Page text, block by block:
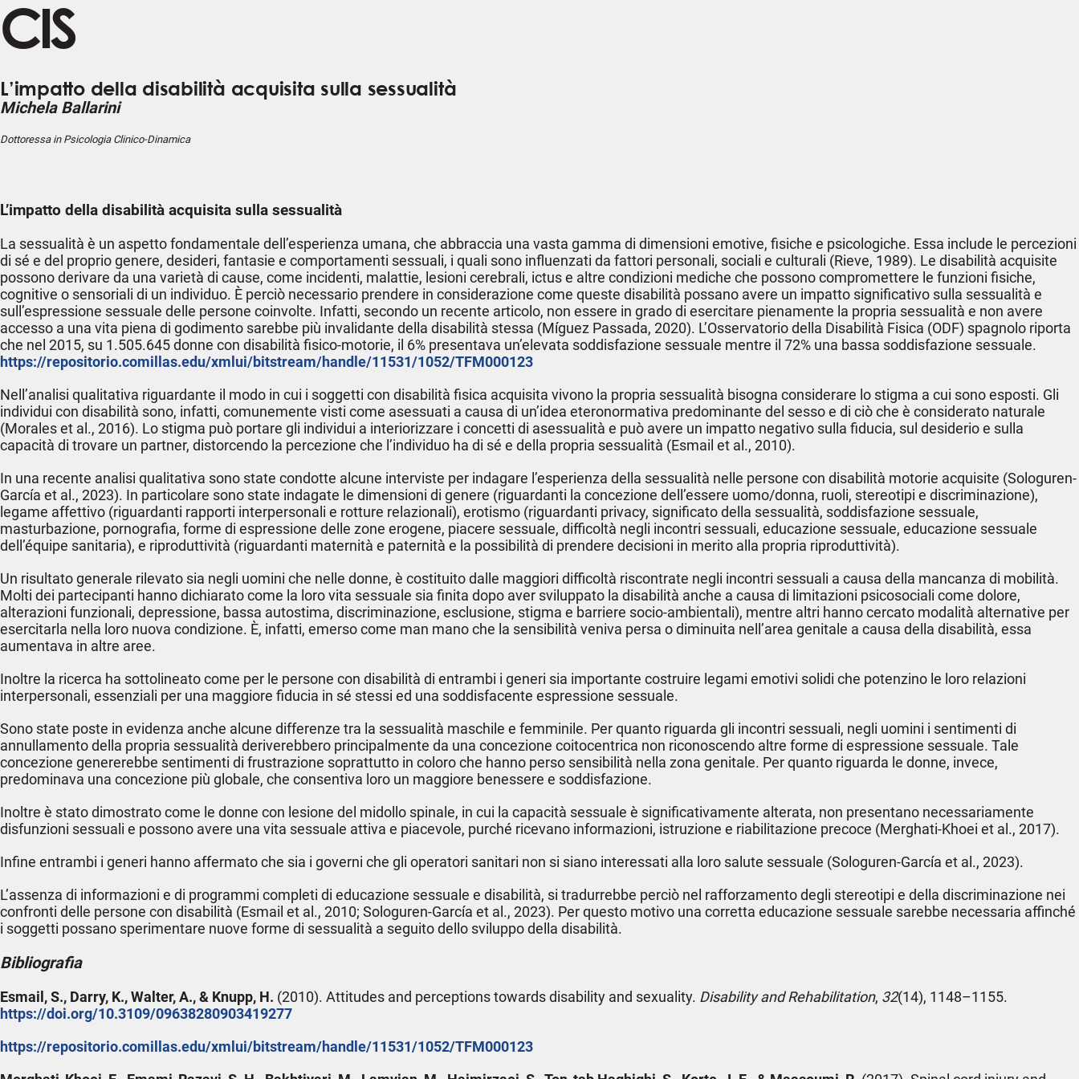
CIS
L’impatto della disabilità acquisita sulla sessualità
Michela Ballarini
Dottoressa in Psicologia Clinico-Dinamica
L’impatto della disabilità acquisita sulla sessualità
La sessualità è un aspetto fondamentale dell’esperienza umana, che abbraccia una vasta gamma di dimensioni emotive, fisiche e psicologiche. Essa include le percezioni
di sé e del proprio genere, desideri, fantasie e comportamenti sessuali, i quali sono influenzati da fattori personali, sociali e culturali (Rieve, 1989). Le disabilità acquisite
possono derivare da una varietà di cause, come incidenti, malattie, lesioni cerebrali, ictus e altre condizioni mediche che possono compromettere le funzioni fisiche,
cognitive o sensoriali di un individuo. È perciò necessario prendere in considerazione come queste disabilità possano avere un impatto significativo sulla sessualità e
sull’espressione sessuale delle persone coinvolte. Infatti, secondo un recente articolo, non essere in grado di esercitare pienamente la propria sessualità e non avere
accesso a una vita piena di godimento sarebbe più invalidante della disabilità stessa (Míguez Passada, 2020). L’Osservatorio della Disabilità Fisica (ODF) spagnolo riporta
che nel 2015, su 1.505.645 donne con disabilità fisico-motorie, il 6% presentava un’elevata soddisfazione sessuale mentre il 72% una bassa soddisfazione sessuale.
https://repositorio.comillas.edu/xmlui/bitstream/handle/11531/1052/TFM000123
Nell’analisi qualitativa riguardante il modo in cui i soggetti con disabilità fisica acquisita vivono la propria sessualità bisogna considerare lo stigma a cui sono esposti. Gli
individui con disabilità sono, infatti, comunemente visti come asessuati a causa di un’idea eteronormativa predominante del sesso e di ciò che è considerato naturale
(Morales et al., 2016). Lo stigma può portare gli individui a interiorizzare i concetti di asessualità e può avere un impatto negativo sulla fiducia, sul desiderio e sulla
capacità di trovare un partner, distorcendo la percezione che l’individuo ha di sé e della propria sessualità (Esmail et al., 2010).
In una recente analisi qualitativa sono state condotte alcune interviste per indagare l’esperienza della sessualità nelle persone con disabilità motorie acquisite (Sologuren-
García et al., 2023). In particolare sono state indagate le dimensioni di genere (riguardanti la concezione dell’essere uomo/donna, ruoli, stereotipi e discriminazione),
legame affettivo (riguardanti rapporti interpersonali e rotture relazionali), erotismo (riguardanti privacy, significato della sessualità, soddisfazione sessuale,
masturbazione, pornografia, forme di espressione delle zone erogene, piacere sessuale, difficoltà negli incontri sessuali, educazione sessuale, educazione sessuale
dell’équipe sanitaria), e riproduttività (riguardanti maternità e paternità e la possibilità di prendere decisioni in merito alla propria riproduttività).
Un risultato generale rilevato sia negli uomini che nelle donne, è costituito dalle maggiori difficoltà riscontrate negli incontri sessuali a causa della mancanza di mobilità.
Molti dei partecipanti hanno dichiarato come la loro vita sessuale sia finita dopo aver sviluppato la disabilità anche a causa di limitazioni psicosociali come dolore,
alterazioni funzionali, depressione, bassa autostima, discriminazione, esclusione, stigma e barriere socio-ambientali), mentre altri hanno cercato modalità alternative per
esercitarla nella loro nuova condizione. È, infatti, emerso come man mano che la sensibilità veniva persa o diminuita nell’area genitale a causa della disabilità, essa
aumentava in altre aree.
Inoltre la ricerca ha sottolineato come per le persone con disabilità di entrambi i generi sia importante costruire legami emotivi solidi che potenzino le loro relazioni
interpersonali, essenziali per una maggiore fiducia in sé stessi ed una soddisfacente espressione sessuale.
Sono state poste in evidenza anche alcune differenze tra la sessualità maschile e femminile. Per quanto riguarda gli incontri sessuali, negli uomini i sentimenti di
annullamento della propria sessualità deriverebbero principalmente da una concezione coitocentrica non riconoscendo altre forme di espressione sessuale. Tale
concezione genererebbe sentimenti di frustrazione soprattutto in coloro che hanno perso sensibilità nella zona genitale. Per quanto riguarda le donne, invece,
predominava una concezione più globale, che consentiva loro un maggiore benessere e soddisfazione.
Inoltre è stato dimostrato come le donne con lesione del midollo spinale, in cui la capacità sessuale è significativamente alterata, non presentano necessariamente
disfunzioni sessuali e possono avere una vita sessuale attiva e piacevole, purché ricevano informazioni, istruzione e riabilitazione precoce (Merghati-Khoei et al., 2017).
Infine entrambi i generi hanno affermato che sia i governi che gli operatori sanitari non si siano interessati alla loro salute sessuale (Sologuren-García et al., 2023).
L’assenza di informazioni e di programmi completi di educazione sessuale e disabilità, si tradurrebbe perciò nel rafforzamento degli stereotipi e della discriminazione nei
confronti delle persone con disabilità (Esmail et al., 2010; Sologuren-García et al., 2023). Per questo motivo una corretta educazione sessuale sarebbe necessaria affinché
i soggetti possano sperimentare nuove forme di sessualità a seguito dello sviluppo della disabilità.
Bibliografia
Esmail, S., Darry, K., Walter, A., & Knupp, H. (2010). Attitudes and perceptions towards disability and sexuality. Disability and Rehabilitation, 32(14), 1148–1155.
https://doi.org/10.3109/09638280903419277
https://repositorio.comillas.edu/xmlui/bitstream/handle/11531/1052/TFM000123